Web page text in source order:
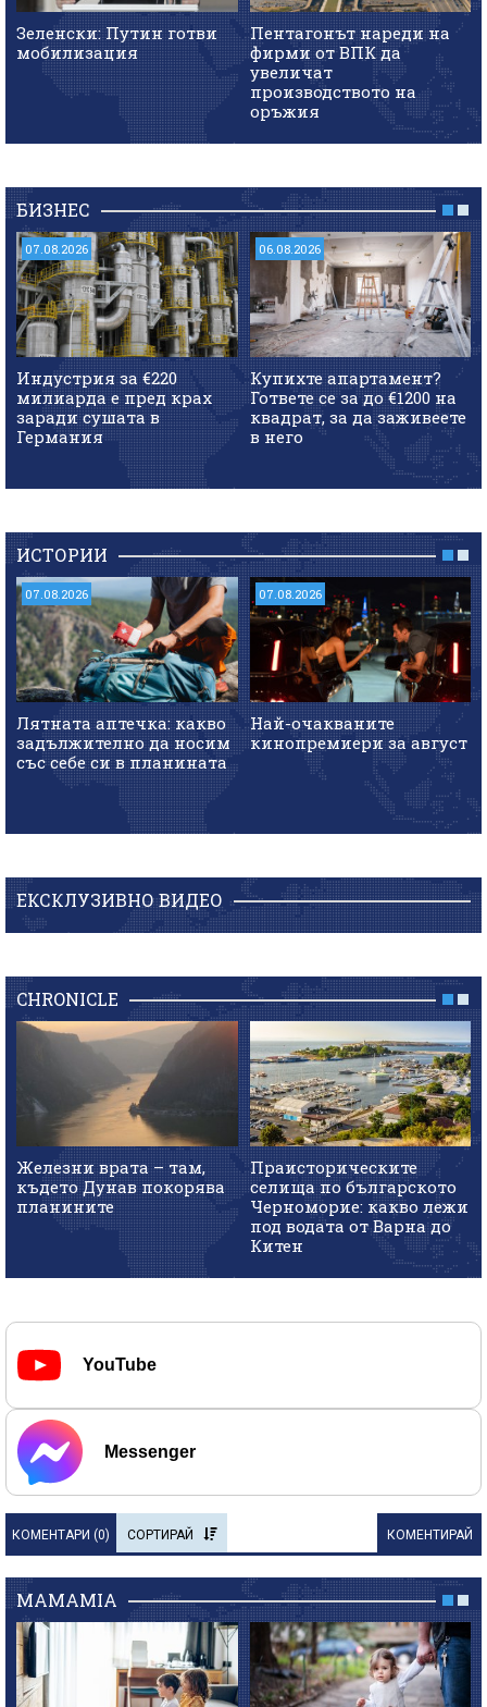
Зеленски: Путин готви
мобилизация
Пентагонът нареди на
фирми от ВПК да
увеличат
производството на
оръжия
БИЗНЕС
07.08.2026
Индустрия за €220
милиарда е пред крах
заради сушата в
Германия
06.08.2026
Купихте апартамент?
Гответе се за до €1200 на
квадрат, за да заживеете
в него
ИСТОРИИ
07.08.2026
Лятната аптечка: какво
задължително да носим
със себе си в планината
07.08.2026
Най-очакваните
кинопремиери за август
ЕКСКЛУЗИВНО ВИДЕО
CHRONICLE
Железни врата – там,
където Дунав покорява
планините
Праисторическите
селища по българското
Черноморие: какво лежи
под водата от Варна до
Китен
YouTube
Messenger
КОМЕНТАРИ (0) СОРТИРАЙ КОМЕНТИРАЙ
MAMAMIA